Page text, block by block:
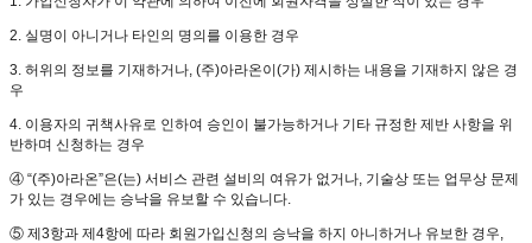
2. 실명이 아니거나 타인의 명의를 이용한 경우
3. 허위의 정보를 기재하거나, (주)아라온이(가) 제시하는 내용을 기재하지 않은 경
우
4. 이용자의 귀책사유로 인하여 승인이 불가능하거나 기타 규정한 제반 사항을 위
반하며 신청하는 경우
④ “(주)아라온”은(는) 서비스 관련 설비의 여유가 없거나, 기술상 또는 업무상 문제
가 있는 경우에는 승낙을 유보할 수 있습니다.
⑤ 제3항과 제4항에 따라 회원가입신청의 승낙을 하지 아니하거나 유보한 경우,